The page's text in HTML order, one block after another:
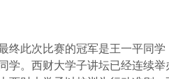
终此次比赛的冠军是王一平同
学。西财大学子讲坛已经连续